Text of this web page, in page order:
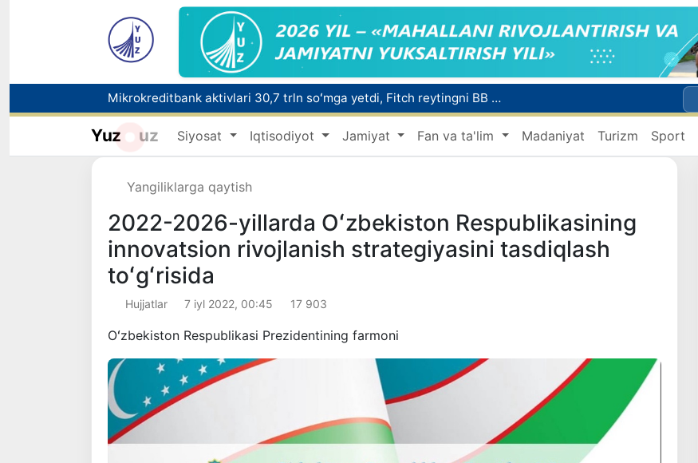
Mikrokreditbank aktivlari 30,7 trln soʻmga yetdi, Fitch reytingni BB darajasiga oshirdi
Malayziya Markaziy Osiyoda tibbiy turizm yoʻnalishi sifatidagi mavqeini mustahkamlamoqda
Yuz uz Siyosat Iqtisodiyot Jamiyat Fan va ta'lim Madaniyat Turizm Sport
Yangiliklarga qaytish
2022-2026-yillarda Oʻzbekiston Respublikasining
innovatsion rivojlanish strategiyasini tasdiqlash
toʻgʻrisida
Hujjatlar 7 iyl 2022, 00:45 17 903
Oʻzbekiston Respublikasi Prezidentining farmoni